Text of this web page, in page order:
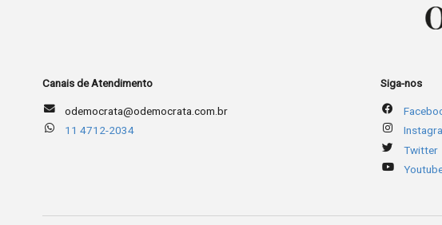
Canais de Atendimento
odemocrata@odemocrata.com.br
11 4712-2034
Siga-nos
Twitter